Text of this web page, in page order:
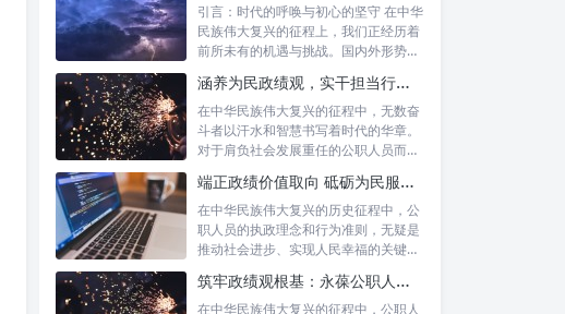
引言：时代的呼唤与初心的坚守 在中华
民族伟大复兴的征程上，我们正经历着
前所未有的机遇与挑战。国内外形势复
涵养为民政绩观，实干担当行稳致远：新时代公仆的价值坐标与实践航向
在中华民族伟大复兴的征程中，无数奋
斗者以汗水和智慧书写着时代的华章。
对于肩负社会发展重任的公职人员而
端正政绩价值取向 砥砺为民服务初心：新时代公仆的责任与担当
在中华民族伟大复兴的历史征程中，公
职人员的执政理念和行为准则，无疑是
推动社会进步、实现人民幸福的关键所
筑牢政绩观根基：永葆公职人员本色的时代考量与实践路径
在中华民族伟大复兴的征程中，公职人